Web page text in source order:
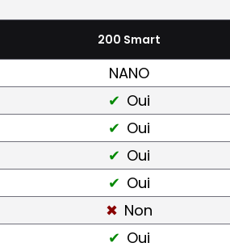
200 Smart
NANO
Oui
Oui
Oui
Oui
Non
Oui